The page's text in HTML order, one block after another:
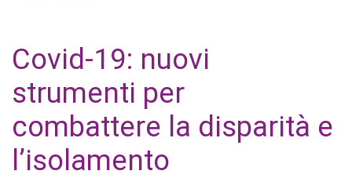
Covid-19: nuovi
strumenti per
combattere la disparità e
l’isolamento